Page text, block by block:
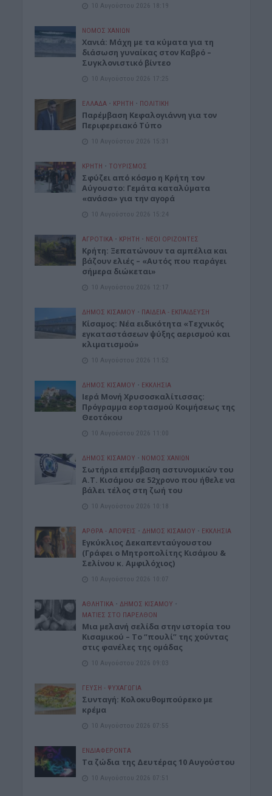
10 Αυγούστου 2026 18:19
ΝΟΜΌΣ ΧΑΝΊΩΝ
Χανιά: Μάχη με τα κύματα για τη
διάσωση γυναίκας στον Καβρό –
Συγκλονιστικό βίντεο
10 Αυγούστου 2026 17:25
ΕΛΛΑΔΑ • ΚΡΗΤΗ • ΠΟΛΙΤΙΚΗ
Παρέμβαση Κεφαλογιάννη για τον
Περιφερειακό Τύπο
10 Αυγούστου 2026 15:31
ΚΡΗΤΗ • ΤΟΥΡΙΣΜΟΣ
Σφύζει από κόσμο η Κρήτη τον
Αύγουστο: Γεμάτα καταλύματα
«ανάσα» για την αγορά
10 Αυγούστου 2026 15:24
ΑΓΡΟΤΙΚΑ • ΚΡΗΤΗ • ΝΕΟΙ ΟΡΙΖΟΝΤΕΣ
Κρήτη: Ξεπατώνουν τα αμπέλια και
βάζουν ελιές – «Αυτός που παράγει
σήμερα διώκεται»
10 Αυγούστου 2026 12:17
ΔΉΜΟΣ ΚΙΣΆΜΟΥ • ΠΑΙΔΕΙΑ - ΕΚΠΑΙΔΕΥΣΗ
Κίσαμος: Νέα ειδικότητα «Τεχνικός
εγκαταστάσεων ψύξης αερισμού και
κλιματισμού»
10 Αυγούστου 2026 11:52
ΔΉΜΟΣ ΚΙΣΆΜΟΥ • ΕΚΚΛΗΣΙΑ
Ιερά Μονή Χρυσοσκαλίτισσας:
Πρόγραμμα εορτασμού Κοιμήσεως της
Θεοτόκου
10 Αυγούστου 2026 11:00
ΔΉΜΟΣ ΚΙΣΆΜΟΥ • ΝΟΜΌΣ ΧΑΝΊΩΝ
Σωτήρια επέμβαση αστυνομικών του
Α.Τ. Κισάμου σε 52χρονο που ήθελε να
βάλει τέλος στη ζωή του
10 Αυγούστου 2026 10:18
ΑΡΘΡΑ - ΑΠΟΨΕΙΣ • ΔΉΜΟΣ ΚΙΣΆΜΟΥ • ΕΚΚΛΗΣΙΑ
Εγκύκλιος Δεκαπενταύγουστου
(Γράφει ο Μητροπολίτης Κισάμου &
Σελίνου κ. Αμφιλόχιος)
10 Αυγούστου 2026 10:07
ΑΘΛΗΤΙΚΑ • ΔΉΜΟΣ ΚΙΣΆΜΟΥ •
ΜΑΤΙΕΣ ΣΤΟ ΠΑΡΕΛΘΟΝ
Μια μελανή σελίδα στην ιστορία του
Κισαμικού – Το “πουλί” της χούντας
στις φανέλες της ομάδας
10 Αυγούστου 2026 09:03
ΓΕΎΣΗ - ΨΥΧΑΓΩΓΊΑ
Συνταγή: Κολοκυθομπούρεκο με
κρέμα
10 Αυγούστου 2026 07:55
ΕΝΔΙΑΦΕΡΟΝΤΑ
Τα ζώδια της Δευτέρας 10 Αυγούστου
10 Αυγούστου 2026 07:51